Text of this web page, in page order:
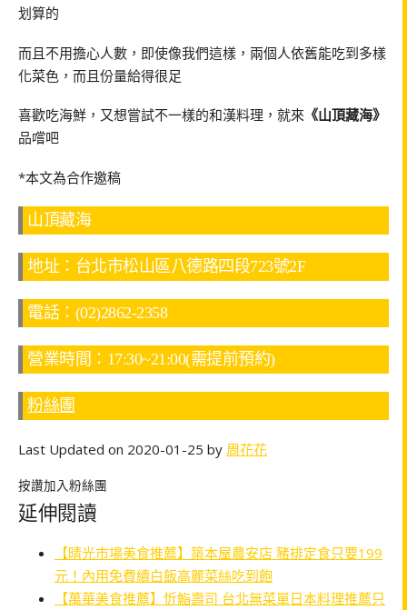
划算的
而且不用擔心人數，即使像我們這樣，兩個人依舊能吃到多樣
化菜色，而且份量給得很足
喜歡吃海鮮，又想嘗試不一樣的和漢料理，就來 《山頂藏海》
品嚐吧
*本文為合作邀稿
山頂藏海
地址：台北市松山區八德路四段723號2F
電話：(02)2862-2358
營業時間：17:30~21:00(需提前預約)
粉絲團
Last Updated on 2020-01-25 by 周花花
按讚加入粉絲團
延伸閱讀
【晴光市場美食推薦】築本屋農安店 豬排定食只要199
元！內用免費續白飯高麗菜絲吃到飽
【萬華美食推薦】忻鮨壽司 台北無菜單日本料理推薦只